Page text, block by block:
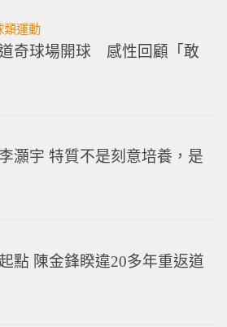
類運動
奇球場開球 感性回顧「敢
灝宇 特質不是刻意培養，是
點 陳金鋒睽違20多年重返道